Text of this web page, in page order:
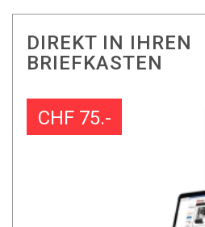
DIREKT IN IHREN
BRIEFKASTEN
CHF 75.-